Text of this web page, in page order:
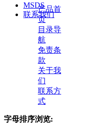
MSDS
联系我们
产品首
页
目录导
航
免责条
款
关于我
们
联系方
式
字母排序浏览: